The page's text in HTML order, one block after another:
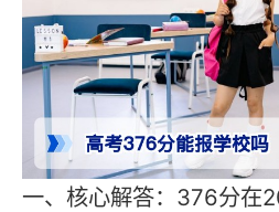
一、核心解答：376分在